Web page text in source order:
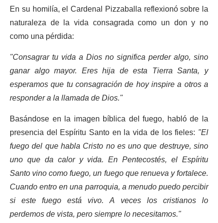
En su homilía, el Cardenal Pizzaballa reflexionó sobre la
naturaleza de la vida consagrada como un don y no
como una pérdida:
"Consagrar tu vida a Dios no significa perder algo, sino
ganar algo mayor. Eres hija de esta Tierra Santa, y
esperamos que tu consagración de hoy inspire a otros a
responder a la llamada de Dios."
Basándose en la imagen bíblica del fuego, habló de la
presencia del Espíritu Santo en la vida de los fieles: "El
fuego del que habla Cristo no es uno que destruye, sino
uno que da calor y vida. En Pentecostés, el Espíritu
Santo vino como fuego, un fuego que renueva y fortalece.
Cuando entro en una parroquia, a menudo puedo percibir
si este fuego está vivo. A veces los cristianos lo
perdemos de vista, pero siempre lo necesitamos."